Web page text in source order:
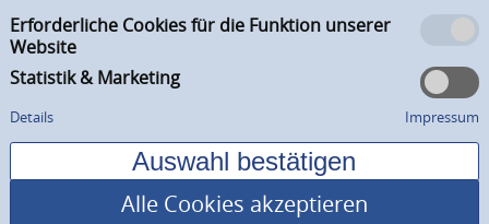
Erforderliche Cookies für die Funktion unserer
Website
Statistik & Marketing
Details Impressum
Alle Cookies akzeptieren